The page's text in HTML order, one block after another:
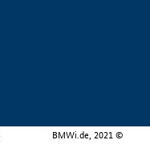
BMWi.de, 2021 ©